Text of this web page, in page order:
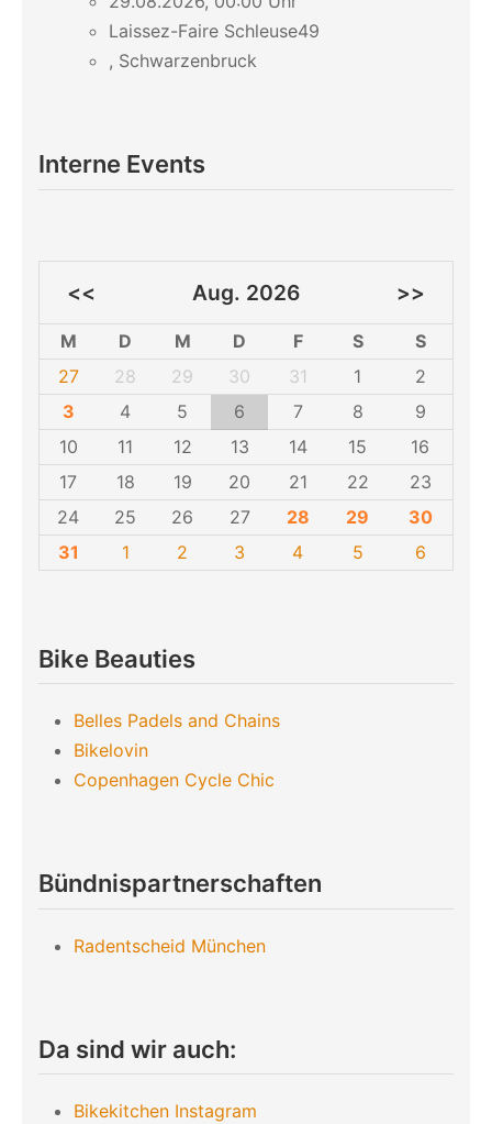
Laissez-Faire Schleuse49
, Schwarzenbruck
Interne Events
<< Aug. 2026 >>
M D M D F S
S
27
28 29 30 31 1
2
3
4 5 6 7 8
9
10
11 12 13 14 15
16
17
18 19 20 21 22
23
24
25 26 27 28 29
30
31
1 2 3 4 5 6
Bike Beauties
Belles Padels and Chains
Bikelovin
Copenhagen Cycle Chic
Bündnispartnerschaften
Radentscheid München
Da sind wir auch:
Bikekitchen Instagram